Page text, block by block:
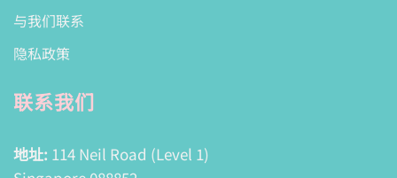
与我们联系
隐私政策
联系我们
地址: 114 Neil Road (Level 1)